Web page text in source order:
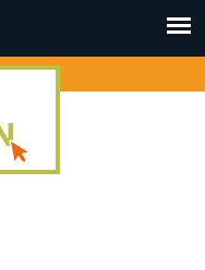
Toggle